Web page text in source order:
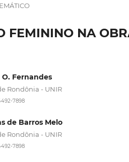
FEMININO NA
Fernandes
Rondônia - UNIR
7898
de Barros Melo
Rondônia - UNIR
7898